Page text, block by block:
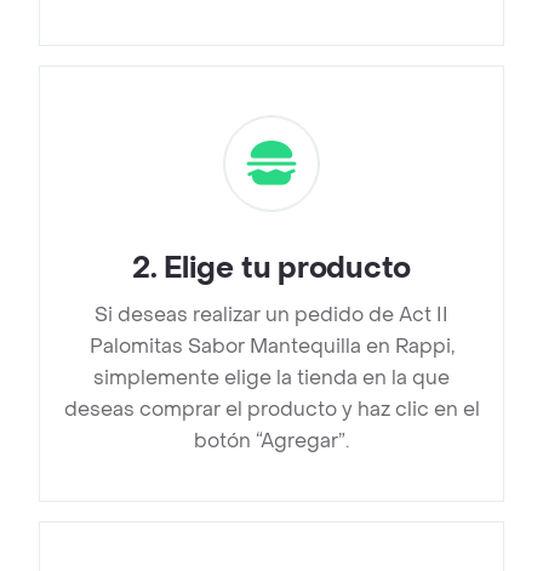
2. Elige tu producto
Si deseas realizar un pedido de Act II
Palomitas Sabor Mantequilla en Rappi,
simplemente elige la tienda en la que
deseas comprar el producto y haz clic en el
botón “Agregar”.